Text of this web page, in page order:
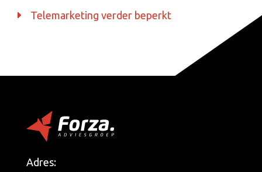
Telemarketing verder beperkt
Adres: